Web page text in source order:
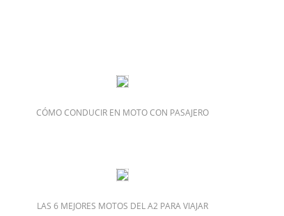
CÓMO CONDUCIR EN MOTO CON PASAJERO
LAS 6 MEJORES MOTOS DEL A2 PARA VIAJAR